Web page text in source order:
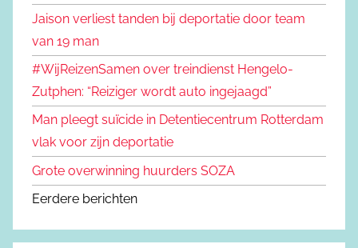
Jaison verliest tanden bij deportatie door team
van 19 man
#WijReizenSamen over treindienst Hengelo-
Zutphen: “Reiziger wordt auto ingejaagd”
Man pleegt suïcide in Detentiecentrum Rotterdam
vlak voor zijn deportatie
Grote overwinning huurders SOZA
Eerdere berichten